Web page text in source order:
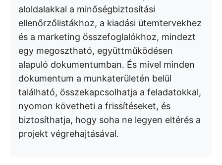
aloldalakkal a minőségbiztosítási
ellenőrzőlistákhoz, a kiadási ütemtervekhez
és a marketing összefoglalókhoz, mindezt
egy megosztható, együttműködésen
alapuló dokumentumban. És mivel minden
dokumentum a munkaterületén belül
található, összekapcsolhatja a feladatokkal,
nyomon követheti a frissítéseket, és
biztosíthatja, hogy soha ne legyen eltérés a
projekt végrehajtásával.